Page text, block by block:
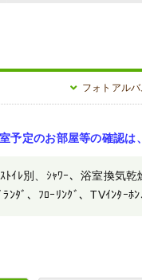
フォトアルバ
予定のお部屋等の確認
ｲﾚ別、ｼｬﾜｰ、浴室換気乾
ﾀﾞ、ﾌﾛｰﾘﾝｸﾞ、TVｲﾝﾀｰﾎ